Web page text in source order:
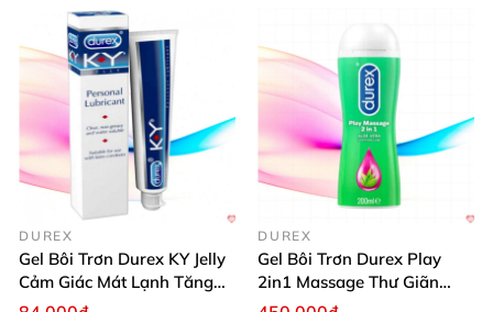
DUREX
Gel Bôi Trơn Durex KY Jelly
Cảm Giác Mát Lạnh Tăng
Hưng Phấn
DUREX
Gel Bôi Trơn Durex Play
2in1 Massage Thư Giãn
Hấp Dẫn 200ml